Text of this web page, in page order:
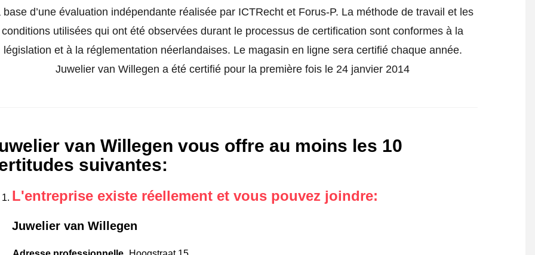
base d’une évaluation indépendante réalisée par ICTRecht et Forus-P. La méthode de travail et les
conditions utilisées qui ont été observées durant le processus de certification sont conformes à la
législation et à la réglementation néerlandaises. Le magasin en ligne sera certifié chaque année.
Juwelier van Willegen a été certifié pour la première fois le 24 janvier 2014
van Willegen vous offre au moins les 10
suivantes:
L'entreprise existe réellement et vous pouvez joindre:
Juwelier van Willegen